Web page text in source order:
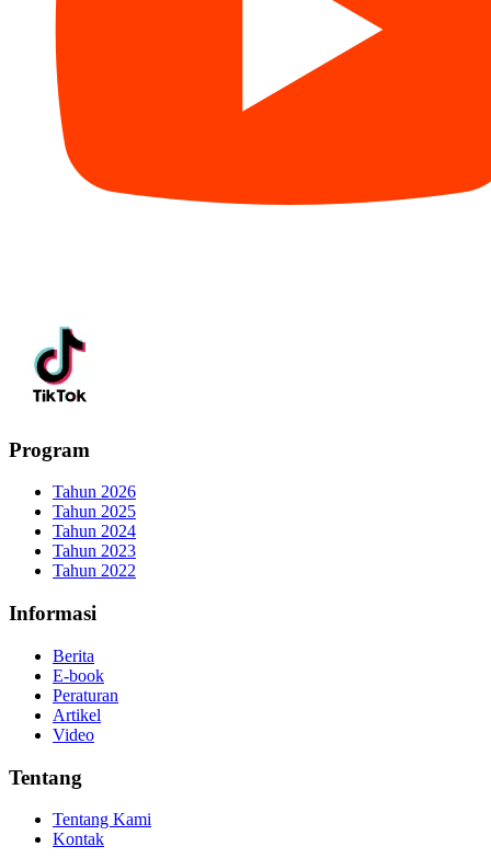
Program
Tahun 2026
Tahun 2025
Tahun 2024
Tahun 2023
Tahun 2022
Informasi
Berita
E-book
Peraturan
Artikel
Video
Tentang
Tentang Kami
Kontak